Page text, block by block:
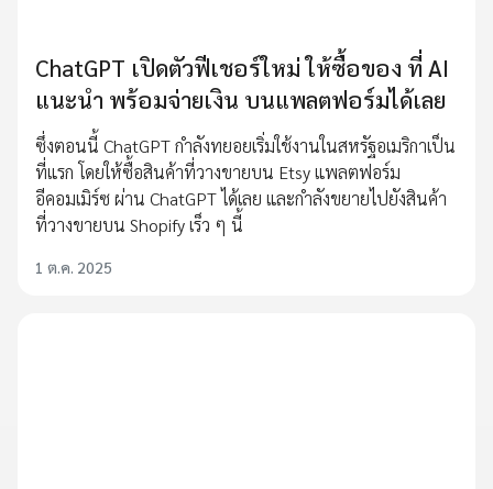
ChatGPT เปิดตัวฟีเชอร์ใหม่ ให้ซื้อของ ที่ AI
แนะนำ พร้อมจ่ายเงิน บนแพลตฟอร์มได้เลย
ซึ่งตอนนี้ ChatGPT กำลังทยอยเริ่มใช้งานในสหรัฐอเมริกาเป็น
ที่แรก โดยให้ซื้อสินค้าที่วางขายบน Etsy แพลตฟอร์ม
อีคอมเมิร์ซ ผ่าน ChatGPT ได้เลย และกำลังขยายไปยังสินค้า
ที่วางขายบน Shopify เร็ว ๆ นี้
1 ต.ค. 2025